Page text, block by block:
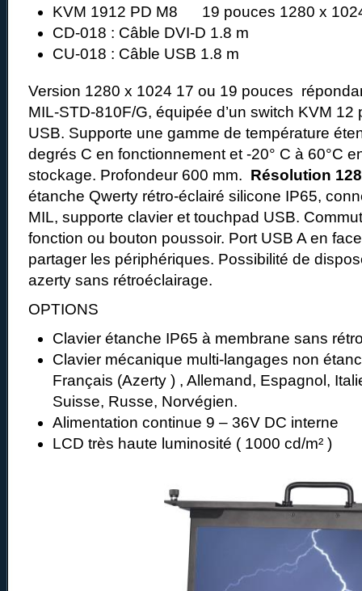
KVM 1912 PD M8 19 pouces 1280 x
CD-018 : Câble DVI-D 1.8 m
CU-018 : Câble USB 1.8 m
Version 1280 x 1024 17 ou 19 pouces
MIL-STD-810F/G, équipée d’un switch KVM 12
USB. Supporte une gamme de température
degrés C en fonctionnement et -20° C à 60°C
stockage. Profondeur 600 mm. Résolution
étanche Qwerty rétro-éclairé silicone IP65,
MIL, supporte clavier et touchpad USB.
fonction ou bouton poussoir. Port USB A en
partager les périphériques. Possibilité de
azerty sans rétroéclairage.
OPTIONS
Clavier étanche IP65 à membrane sans
Clavier mécanique multi-langages non
Français (Azerty ) , Allemand, Espagnol,
Suisse, Russe, Norvégien.
Alimentation continue 9 – 36V DC interne
LCD très haute luminosité ( 1000 cd/m² )